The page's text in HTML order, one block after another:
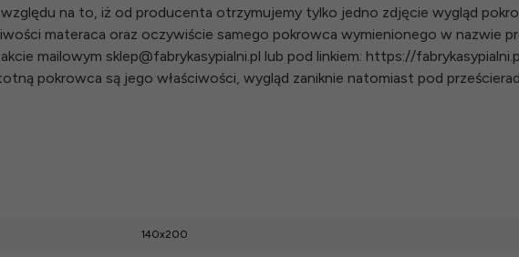
na to, iż od producenta otrzymujemy tylko jedno zdjęcie wygląd
materaca oraz oczywiście samego pokrowca wymienionego w nazwie
mailowym sklep@fabrykasypialni.pl lub pod linkiem: https://
pokrowca są jego właściwości, wygląd zaniknie natomiast pod
140x200